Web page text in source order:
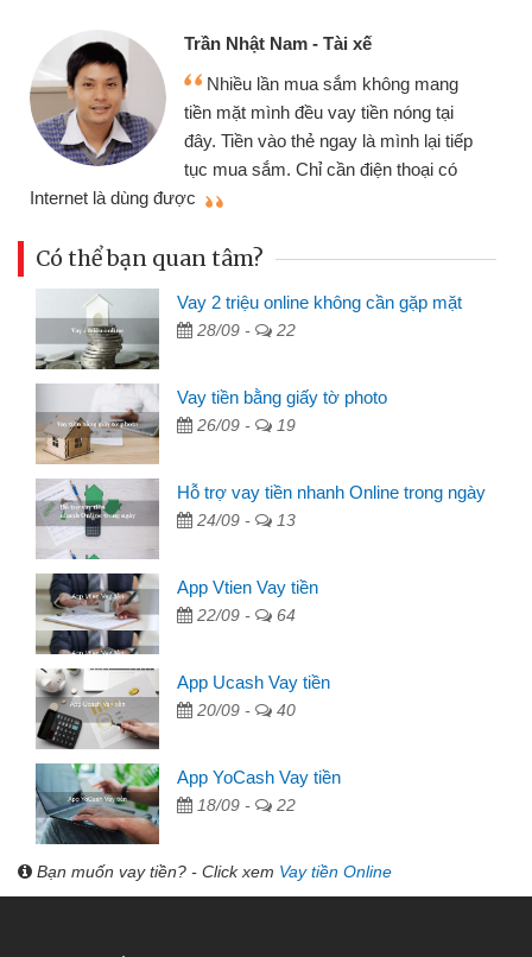
Trần Nhật Nam - Tài xế
Nhiều lần mua sắm không mang
tiền mặt mình đều vay tiền nóng tại
đây. Tiền vào thẻ ngay là mình lại tiếp
tục mua sắm. Chỉ cần điện thoại có
Internet là dùng được
Có thể bạn quan tâm?
Vay 2 triệu online không cần gặp mặt
28/09 - 22
Vay tiền bằng giấy tờ photo
26/09 - 19
Hỗ trợ vay tiền nhanh Online trong ngày
24/09 - 13
App Vtien Vay tiền
22/09 - 64
App Ucash Vay tiền
20/09 - 40
App YoCash Vay tiền
18/09 - 22
Bạn muốn vay tiền? - Click xem Vay tiền Online